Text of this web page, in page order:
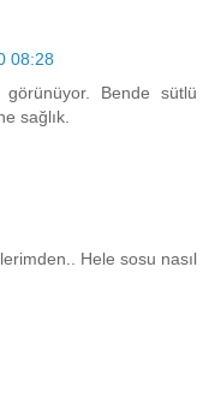
08:28
Bende sütlü
sağlık.
Hele sosu nasıl